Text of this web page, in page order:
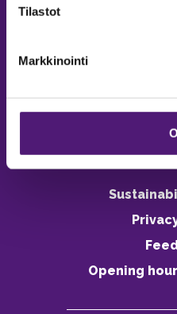
Tilastot
Markkinointi
Opening